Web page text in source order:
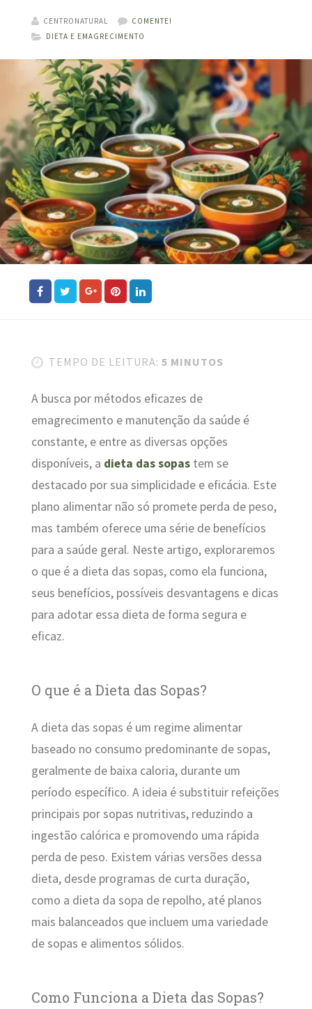
CENTRONATURAL
COMENTE!
DIETA E EMAGRECIMENTO
TEMPO DE LEITURA: 5 MINUTOS
A busca por métodos eficazes de
emagrecimento e manutenção da saúde é
constante, e entre as diversas opções
disponíveis, a dieta das sopastem se
destacado por sua simplicidade e eficácia. Este
plano alimentar não só promete perda de peso,
mas também oferece uma série de benefícios
para a saúde geral. Neste artigo, exploraremos
o que é a dieta das sopas, como ela funciona,
seus benefícios, possíveis desvantagens e dicas
para adotar essa dieta de forma segura e
eficaz.
O que é a Dieta das Sopas?
A dieta das sopas é um regime alimentar
baseado no consumo predominante de sopas,
geralmente de baixa caloria, durante um
período específico. A ideia é substituir refeições
principais por sopas nutritivas, reduzindo a
ingestão calórica e promovendo uma rápida
perda de peso. Existem várias versões dessa
dieta, desde programas de curta duração,
como a dieta da sopa de repolho, até planos
mais balanceados que incluem uma variedade
de sopas e alimentos sólidos.
Como Funciona a Dieta das Sopas?